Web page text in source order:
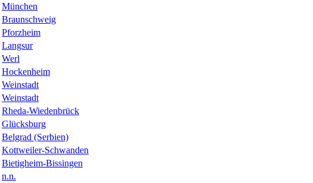
München
Braunschweig
Pforzheim
Langsur
Werl
Hockenheim
Weinstadt
Weinstadt
Rheda-Wiedenbrück
Glücksburg
Belgrad (Serbien)
Kottweiler-Schwanden
Bietigheim-Bissingen
n.n.